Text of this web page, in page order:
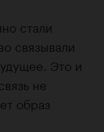
стали
связывали
Это и
не
образ